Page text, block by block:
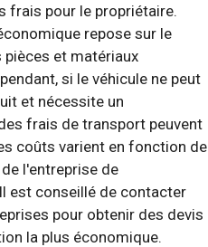
frais pour le propriétaire.
repose sur le
pièces et matériaux
si le véhicule ne peut
et nécessite un
frais de transport peuvent
coûts varient en fonction de
l'entreprise de
est conseillé de contacter
pour obtenir des devis
la plus économique.